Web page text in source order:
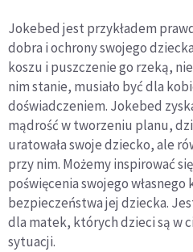
Jokebed jest przykładem
dobra i ochrony swojego
koszu i puszczenie go rzeką,
nim stanie, musiało być dla
doświadczeniem. Jokebed
mądrość w tworzeniu planu,
uratowała swoje dziecko, ale
przy nim. Możemy inspirować
poświęcenia swojego
bezpieczeństwa jej dziecka.
dla matek, których dzieci są w
sytuacji.